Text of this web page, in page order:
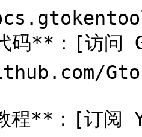
码**：[访问
程**：[订阅